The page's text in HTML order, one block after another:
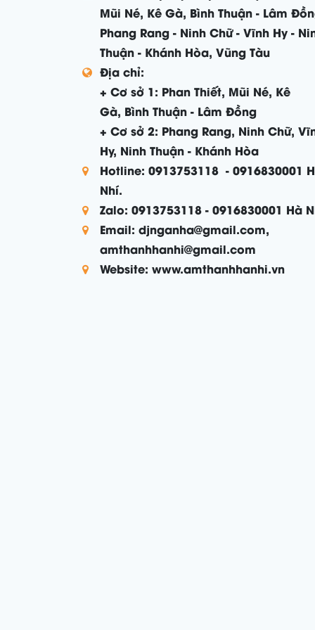
Mũi Né, Kê Gà, Bình Thuận - Lâm
Phang Rang - Ninh Chữ - Vĩnh Hy -
Thuận - Khánh Hòa, Vũng Tàu
Địa chỉ:
+ Cơ sở 1: Phan Thiết, Mũi Né, Kê
Gà, Bình Thuận - Lâm Đồng
+ Cơ sở 2: Phang Rang, Ninh Chữ,
Hy, Ninh Thuận - Khánh Hòa
Hotline: 0913753118 - 0916830001
Nhí.
Zalo: 0913753118 - 0916830001 Hà
Email: djnganha@gmail.com,
amthanhhanhi@gmail.com
Website: www.amthanhhanhi.vn